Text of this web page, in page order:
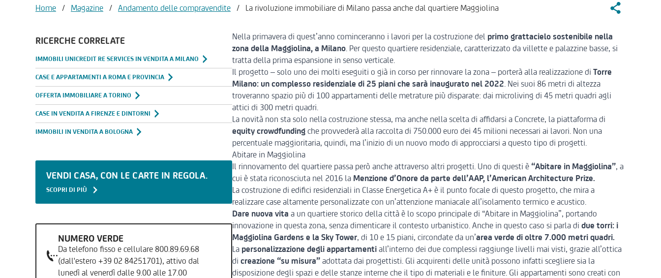
Home / Magazine / Andamento delle compravendite / La rivoluzione immobiliare di Milano passa anche dal quartiere Maggiolina Social
RICERCHE CORRELATE
IMMOBILI UNICREDIT RE SERVICES IN VENDITA A MILANO
CASE E APPARTAMENTI A ROMA E PROVINCIA
OFFERTA IMMOBILIARE A TORINO
CASE IN VENDITA A FIRENZE E DINTORNI
IMMOBILI IN VENDITA A BOLOGNA
VENDI CASA, CON LE CARTE IN REGOLA.
SCOPRI DI PIÙ
NUMERO VERDE
Da telefono fisso e cellulare 800.89.69.68
(dall'estero +39 02 84251701), attivo dal
lunedì al venerdì dalle 9.00 alle 17.00
Nella primavera di quest’anno cominceranno i lavori per la costruzione del primo grattacielo sostenibile nella
zona della Maggiolina, a Milano. Per questo quartiere residenziale, caratterizzato da villette e palazzine basse, si
tratta della prima espansione in senso verticale.
Il progetto – solo uno dei molti eseguiti o già in corso per rinnovare la zona – porterà alla realizzazione di Torre
Milano: un complesso residenziale di 25 piani che sarà inaugurato nel 2022. Nei suoi 86 metri di altezza
troveranno spazio più di 100 appartamenti delle metrature più disparate: dai microliving di 45 metri quadri agli
attici di 300 metri quadri.
La novità non sta solo nella costruzione stessa, ma anche nella scelta di affidarsi a Concrete, la piattaforma di
equity crowdfunding che provvederà alla raccolta di 750.000 euro dei 45 milioni necessari ai lavori. Non una
percentuale maggioritaria, quindi, ma l’inizio di un nuovo modo di approcciarsi a questo tipo di progetti.
Abitare in Maggiolina
Il rinnovamento del quartiere passa però anche attraverso altri progetti. Uno di questi è “Abitare in Maggiolina”, a
cui è stata riconosciuta nel 2016 la Menzione d’Onore da parte dell’AAP, l’American Architecture Prize.
La costruzione di edifici residenziali in Classe Energetica A+ è il punto focale di questo progetto, che mira a
realizzare case altamente personalizzate con un’attenzione maniacale all’isolamento termico e acustico.
Dare nuova vita a un quartiere storico della città è lo scopo principale di “Abitare in Maggiolina”, portando
innovazione in questa zona, senza dimenticare il contesto urbanistico. Anche in questo caso si parla di due torri: i
Maggiolina Gardens e la Sky Tower, di 10 e 15 piani, circondate da un’area verde di oltre 7.000 metri quadri.
La personalizzazione degli appartamenti all’interno dei due complessi raggiunge livelli mai visti, grazie all’ottica
di creazione “su misura” adottata dai progettisti. Gli acquirenti delle unità possono infatti scegliere sia la
disposizione degli spazi e delle stanze interne che il tipo di materiali e le finiture. Gli appartamenti sono creati con